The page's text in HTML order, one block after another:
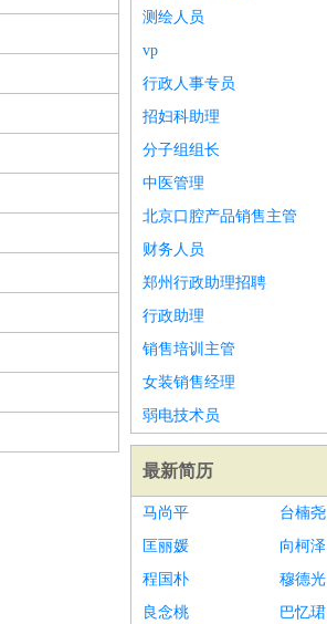
测绘人员
vp
行政人事专员
招妇科助理
分子组组长
中医管理
北京口腔产品销售主管
财务人员
郑州行政助理招聘
行政助理
销售培训主管
女装销售经理
弱电技术员
最新简历
马尚平
台楠尧
匡丽媛
向柯泽
程国朴
穆德光
良念桃
巴忆珺